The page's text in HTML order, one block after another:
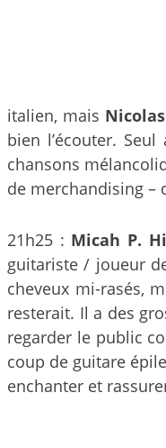
italien, mais
bien l’écouter.
chansons
de merchandising –
21h25 : Micah P.
guitariste / joueur
cheveux mi-rasés,
resterait. Il a des
regarder le public
coup de guitare
enchanter et